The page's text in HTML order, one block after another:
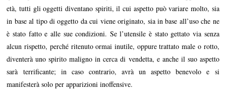
età, tutti gli oggetti diventano spiriti, il cui aspetto può variare molto, sia
in base al tipo di oggetto da cui viene originato, sia in base all’uso che ne
è stato fatto e alle sue condizioni. Se l’utensile è stato gettato via senza
alcun rispetto, perché ritenuto ormai inutile, oppure trattato male o rotto,
diventerà uno spirito maligno in cerca di vendetta, e anche il suo aspetto
sarà terrificante; in caso contrario, avrà un aspetto benevolo e si
manifesterà solo per apparizioni inoffensive.